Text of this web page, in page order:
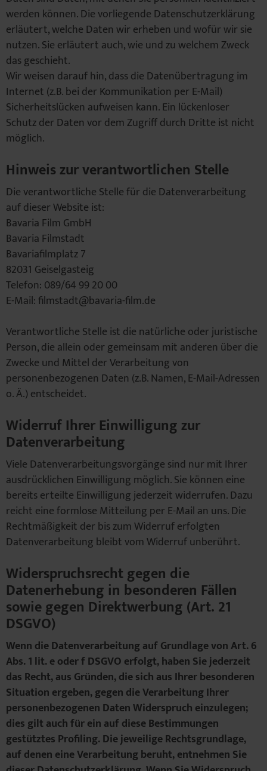
werden können. Die vorliegende Datenschutzerklärung
erläutert, welche Daten wir erheben und wofür wir sie
nutzen. Sie erläutert auch, wie und zu welchem Zweck
das geschieht.
Wir weisen darauf hin, dass die Datenübertragung im
Internet (z.B. bei der Kommunikation per E-Mail)
Sicherheitslücken aufweisen kann. Ein lückenloser
Schutz der Daten vor dem Zugriff durch Dritte ist nicht
möglich.
Hinweis zur verantwortlichen Stelle
Die verantwortliche Stelle für die Datenverarbeitung
auf dieser Website ist:
Bavaria Film GmbH
Bavaria Filmstadt
Bavariafilmplatz 7
82031 Geiselgasteig
Telefon: 089/64 99 20 00
E-Mail: filmstadt@bavaria-film.de
Verantwortliche Stelle ist die natürliche oder juristische
Person, die allein oder gemeinsam mit anderen über die
Zwecke und Mittel der Verarbeitung von
personenbezogenen Daten (z.B. Namen, E-Mail-Adressen
o. Ä.) entscheidet.
Widerruf Ihrer Einwilligung zur
Datenverarbeitung
Viele Datenverarbeitungsvorgänge sind nur mit Ihrer
ausdrücklichen Einwilligung möglich. Sie können eine
bereits erteilte Einwilligung jederzeit widerrufen. Dazu
reicht eine formlose Mitteilung per E-Mail an uns. Die
Rechtmäßigkeit der bis zum Widerruf erfolgten
Datenverarbeitung bleibt vom Widerruf unberührt.
Widerspruchsrecht gegen die
Datenerhebung in besonderen Fällen
sowie gegen Direktwerbung (Art. 21
DSGVO)
Wenn die Datenverarbeitung auf Grundlage von Art. 6
Abs. 1 lit. e oder f DSGVO erfolgt, haben Sie jederzeit
das Recht, aus Gründen, die sich aus Ihrer besonderen
Situation ergeben, gegen die Verarbeitung Ihrer
personenbezogenen Daten Widerspruch einzulegen;
dies gilt auch für ein auf diese Bestimmungen
gestütztes Profiling. Die jeweilige Rechtsgrundlage,
auf denen eine Verarbeitung beruht, entnehmen Sie